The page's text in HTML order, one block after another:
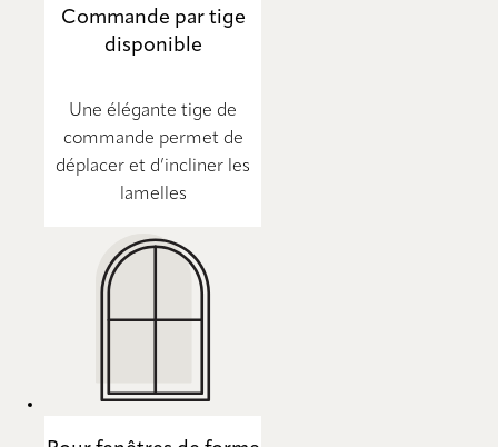
Commande par tige
disponible
Une élégante tige de
commande permet de
déplacer et d’incliner les
lamelles